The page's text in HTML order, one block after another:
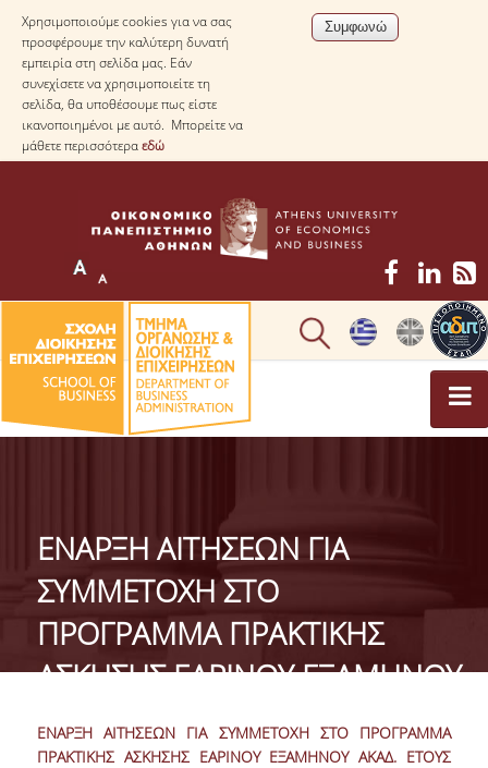
Χρησιμοποιούμε cookies για να σας
προσφέρουμε την καλύτερη δυνατή
εμπειρία στη σελίδα μας. Εάν
συνεχίσετε να χρησιμοποιείτε τη
σελίδα, θα υποθέσουμε πως είστε
ικανοποιημένοι με αυτό. Μπορείτε να
μάθετε περισσότεραεδώ
ΤΟ ΤΜΗΜΑ
ΧΑΙΡΕΤΙΣΜΟΣ ΠΡΟΕΔΡΟΥ
ΓΙΑ ΜΑΘΗΤΕΣ ΛΥΚΕΙΟΥ
ΕΠΑΓΓΕΛΜΑΤΙΚΕΣ ΠΡΟΟΠΤΙΚΕΣ
ΕΝΑΡΞΗ ΑΙΤΗΣΕΩΝ ΓΙΑ
ΣΥΜΜΕΤΟΧΗ ΣΤΟ
ΠΡΟΓΡΑΜΜΑ ΠΡΑΚΤΙΚΗΣ
ΑΣΚΗΣΗΣ ΕΑΡΙΝΟΥ ΕΞΑΜΗΝΟΥ
ΑΚΑΔ. ΕΤΟΥΣ 2017-2018
ΕΝΑΡΞΗ ΑΙΤΗΣΕΩΝ ΓΙΑ ΣΥΜΜΕΤΟΧΗ ΣΤΟ ΠΡΟΓΡΑΜΜΑ
ΠΡΑΚΤΙΚΗΣ ΑΣΚΗΣΗΣ ΕΑΡΙΝΟΥ ΕΞΑΜΗΝΟΥ ΑΚΑΔ. ΕΤΟΥΣ